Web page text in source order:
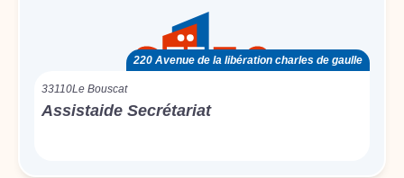
220 Avenue de la libération charles de gaulle
33110Le Bouscat
Assistaide Secrétariat